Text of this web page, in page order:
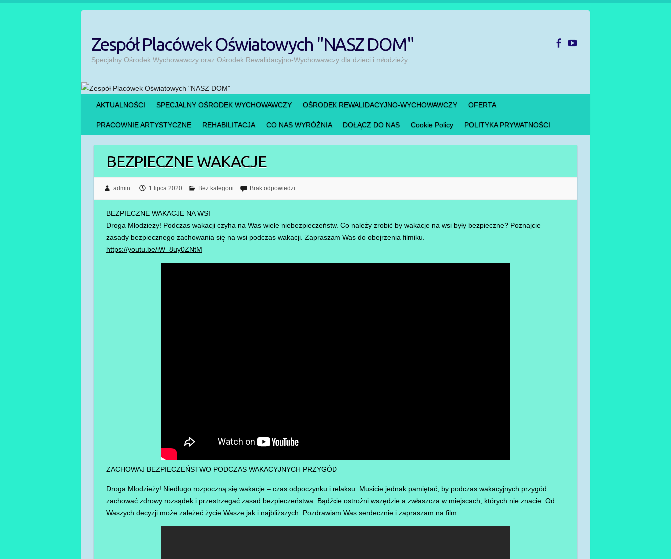
Zespół Placówek Oświatowych "NASZ DOM"
Specjalny Ośrodek Wychowawczy oraz Ośrodek Rewalidacyjno-Wychowawczy dla dzieci i młodzieży
AKTUALNOŚCI SPECJALNY OŚRODEK WYCHOWAWCZY OŚRODEK REWALIDACYJNO-WYCHOWAWCZY OFERTA
PRACOWNIE ARTYSTYCZNE REHABILITACJA CO NAS WYRÓŻNIA DOŁĄCZ DO NAS Cookie Policy POLITYKA PRYWATNOŚCI
BEZPIECZNE WAKACJE
admin 1 lipca 2020 Bez kategorii Brak odpowiedzi
BEZPIECZNE WAKACJE NA WSI
Droga Młodzieży! Podczas wakacji czyha na Was wiele niebezpieczeństw. Co należy zrobić by wakacje na wsi były bezpieczne? Poznajcie
zasady bezpiecznego zachowania się na wsi podczas wakacji. Zapraszam Was do obejrzenia filmiku.
https://youtu.be/iW_8uy0ZNtM
ZACHOWAJ BEZPIECZEŃSTWO PODCZAS WAKACYJNYCH PRZYGÓD
Droga Młodzieży! Niedługo rozpoczną się wakacje – czas odpoczynku i relaksu. Musicie jednak pamiętać, by podczas wakacyjnych przygód
zachować zdrowy rozsądek i przestrzegać zasad bezpieczeństwa. Bądźcie ostrożni wszędzie a zwłaszcza w miejscach, których nie znacie. Od
Waszych decyzji może zależeć życie Wasze jak i najbliższych. Pozdrawiam Was serdecznie i zapraszam na film